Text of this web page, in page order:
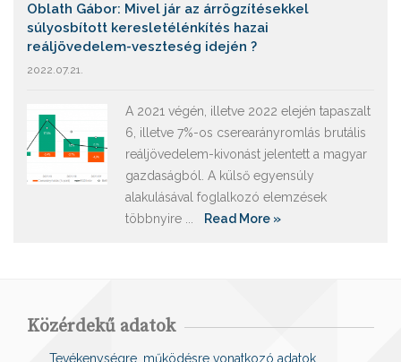
Oblath Gábor: Mivel jár az árrögzítésekkel
súlyosbított keresletélénkítés hazai
reáljövedelem-veszteség idején ?
2022.07.21.
A 2021 végén, illetve 2022 elején tapaszalt
6, illetve 7%-os cserearányromlás brutális
reáljövedelem-kivonást jelentett a magyar
gazdaságból. A külső egyensúly
alakulásával foglalkozó elemzések
többnyire ...
Read More »
Közérdekű adatok
Tevékenységre, működésre vonatkozó adatok